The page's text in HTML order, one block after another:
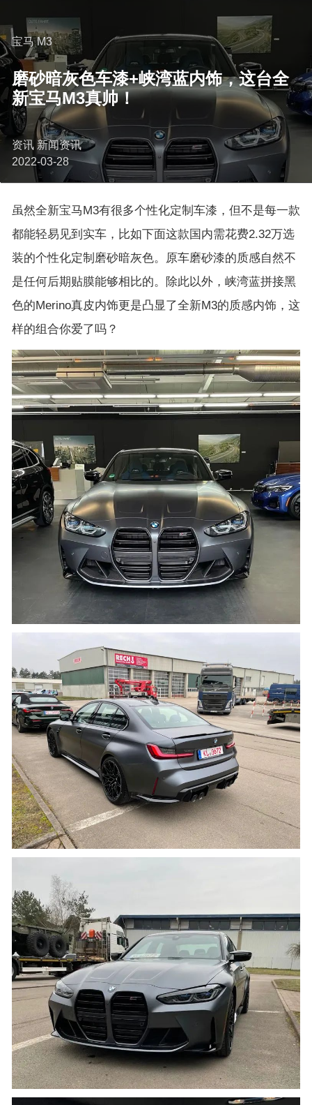
宝马 M3
磨砂暗灰色车漆+峡湾蓝内饰，这台全
新宝马M3真帅！
资讯 新闻资讯
2022-03-28
虽然全新宝马M3有很多个性化定制车漆，但不是每一款
都能轻易见到实车，比如下面这款国内需花费2.32万选
装的个性化定制磨砂暗灰色。原车磨砂漆的质感自然不
是任何后期贴膜能够相比的。除此以外，峡湾蓝拼接黑
色的Merino真皮内饰更是凸显了全新M3的质感内饰，这
样的组合你爱了吗？